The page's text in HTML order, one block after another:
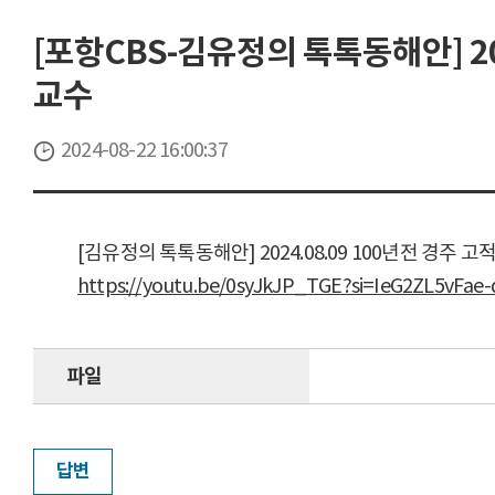
[포항CBS-김유정의 톡톡동해안]
교수
2024-08-22 16:00:37
[김유정의 톡톡동해안] 2024.08.09 100년전 경주 고
https://youtu.be/
파일
답변